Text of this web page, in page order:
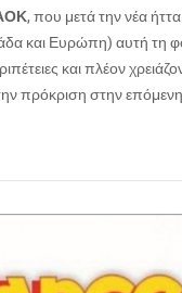
, που μετά την νέα
και Ευρώπη) αυτή τη
και πλέον
πρόκριση στην